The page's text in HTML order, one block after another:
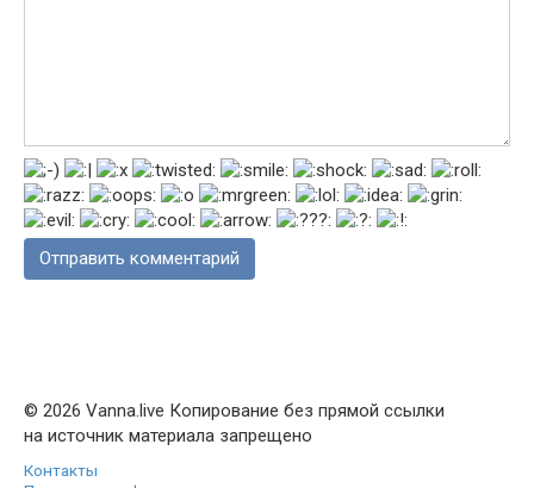
© 2026 Vanna.live Копирование без прямой ссылки
на источник материала запрещено
Контакты